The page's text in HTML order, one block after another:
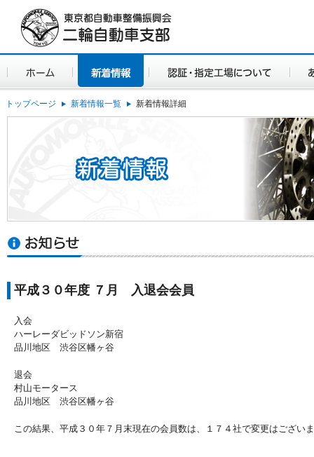
トップページ 新着情報一覧 新着情報詳細
平成３０年度 ７月 入退会会員
入会
ハーレーダビッドソン新宿
品川地区 渋谷区幡ヶ谷
退会
村山モータース
品川地区 渋谷区幡ヶ谷
この結果、平成３０年７月末現在の会員数は、１７４社で変更はござい